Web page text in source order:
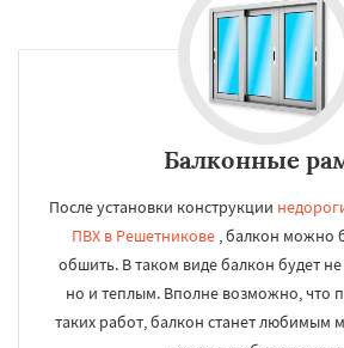
Балконные
После установки конструкции
ПВХ в Решетникове , балкон можно
обшить. В таком виде балкон будет
но и теплым. Вполне возможно, что
таких работ, балкон станет любимым